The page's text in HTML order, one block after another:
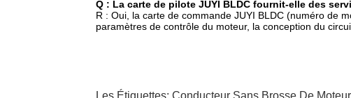
Q : La carte de pilote JUYI BLDC fournit-elle des
R : Oui, la carte de commande JUYI BLDC (numéro de
paramètres de contrôle du moteur, la conception du
Les Étiquettes: Conducteur Sans Brosse De Moteur